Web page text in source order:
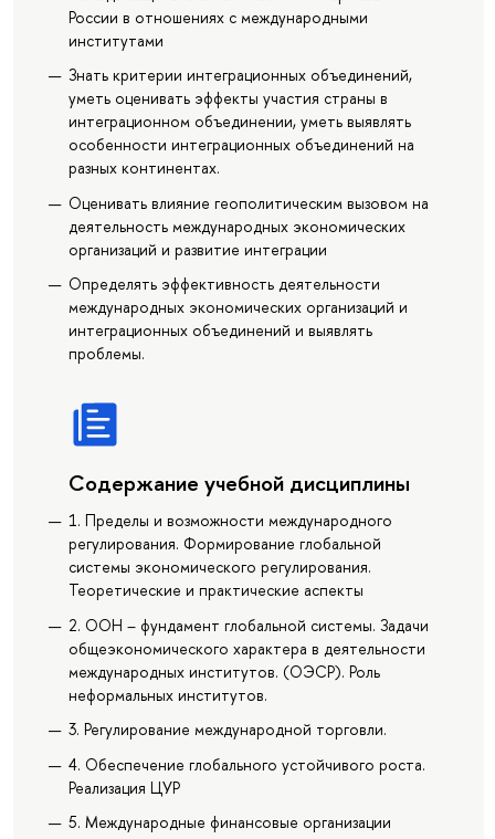
России в отношениях с международными
институтами
Знать критерии интеграционных объединений,
уметь оценивать эффекты участия страны в
интеграционном объединении, уметь выявлять
особенности интеграционных объединений на
разных континентах.
Оценивать влияние геополитическим вызовом на
деятельность международных экономических
организаций и развитие интеграции
Определять эффективность деятельности
международных экономических организаций и
интеграционных объединений и выявлять
проблемы.
Содержание учебной дисциплины
1. Пределы и возможности международного
регулирования. Формирование глобальной
системы экономического регулирования.
Теоретические и практические аспекты
2. ООН – фундамент глобальной системы. Задачи
общеэкономического характера в деятельности
международных институтов. (ОЭСР). Роль
неформальных институтов.
3. Регулирование международной торговли.
4. Обеспечение глобального устойчивого роста.
Реализация ЦУР
5. Международные финансовые организации